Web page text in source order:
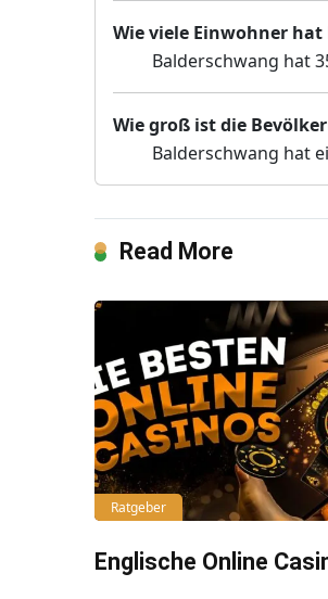
Wie viele Einwohner
Balderschwang hat
Wie groß ist die
Balderschwang hat
Read More
Ratgeber
Englische Online